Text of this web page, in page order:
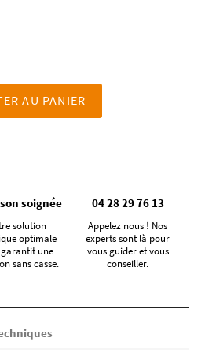
AU PANIER
soignée
solution
optimale
une
sans casse.
04 28 29 76 13
Appelez nous ! Nos
experts sont là pour
vous guider et vous
conseiller.